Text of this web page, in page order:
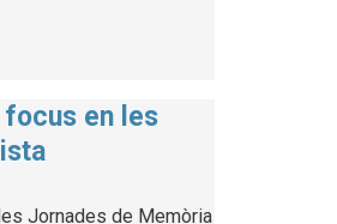
en les
Jornades de Memòria